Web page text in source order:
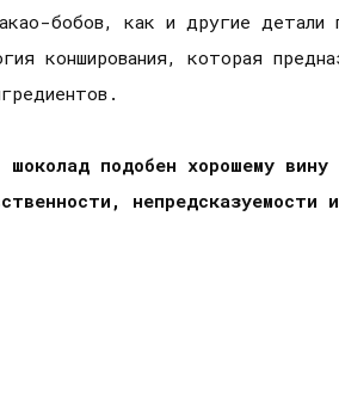
бобов, как и другие
конширования, которая
шоколад подобен хорошему
непредсказуемости